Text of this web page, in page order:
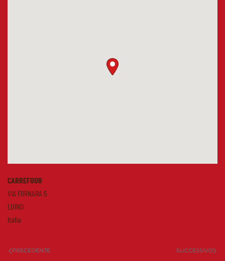
CARREFOUR
VIA FORNARA 5
LUINO
Italia
PRECEDENTE SUCCESSIVO